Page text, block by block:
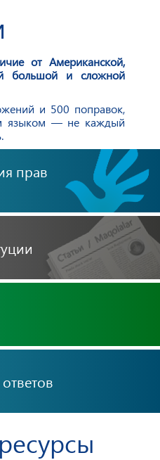
от Американской,
большой и сложной
и 500 поправок,
языком — не каждый
прав